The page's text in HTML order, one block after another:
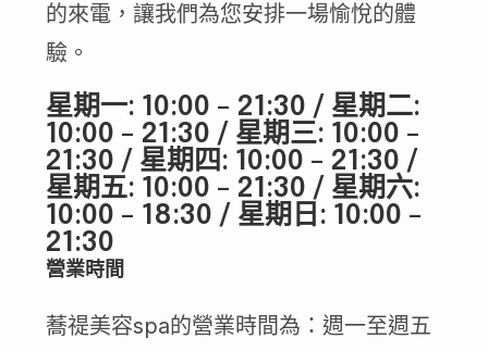
的來電，讓我們為您安排一場愉悅的體
驗。
星期一: 10:00 – 21:30 / 星期二:
10:00 – 21:30 / 星期三: 10:00 –
21:30 / 星期四: 10:00 – 21:30 /
星期五: 10:00 – 21:30 / 星期六:
10:00 – 18:30 / 星期日: 10:00 –
21:30
營業時間
蕎禔美容spa的營業時間為：週一至週五